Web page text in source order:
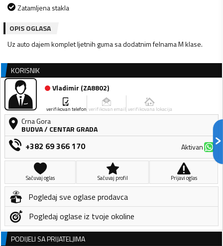
Zatamljena stakla
OPIS OGLASA
Uz auto dajem komplet ljetnih guma sa dodatnim felnama M klase.
KORISNIK
Vladimir (ZA8802)
verifikovan telefon verifikovan email verifikovana lokacija
Crna Gora
BUDVA/ CENTAR GRADA
+382 69 366 170 Aktivan
Sačuvaj oglas Sačuvaj profil Prijavi oglas
Pogledaj sve oglase prodavca
Pogledaj oglase iz tvoje okoline
PODIJELI SA PRIJATELJIMA